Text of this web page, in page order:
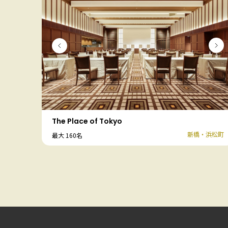
The Place of Tokyo
最大 160名 新橋・浜松町